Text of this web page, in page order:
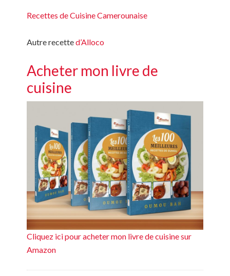
Recettes de Cuisine Camerounaise
Autre recetted’Alloco
Acheter mon livre de
cuisine
Cliquez ici pour acheter mon livre de cuisine sur
Amazon